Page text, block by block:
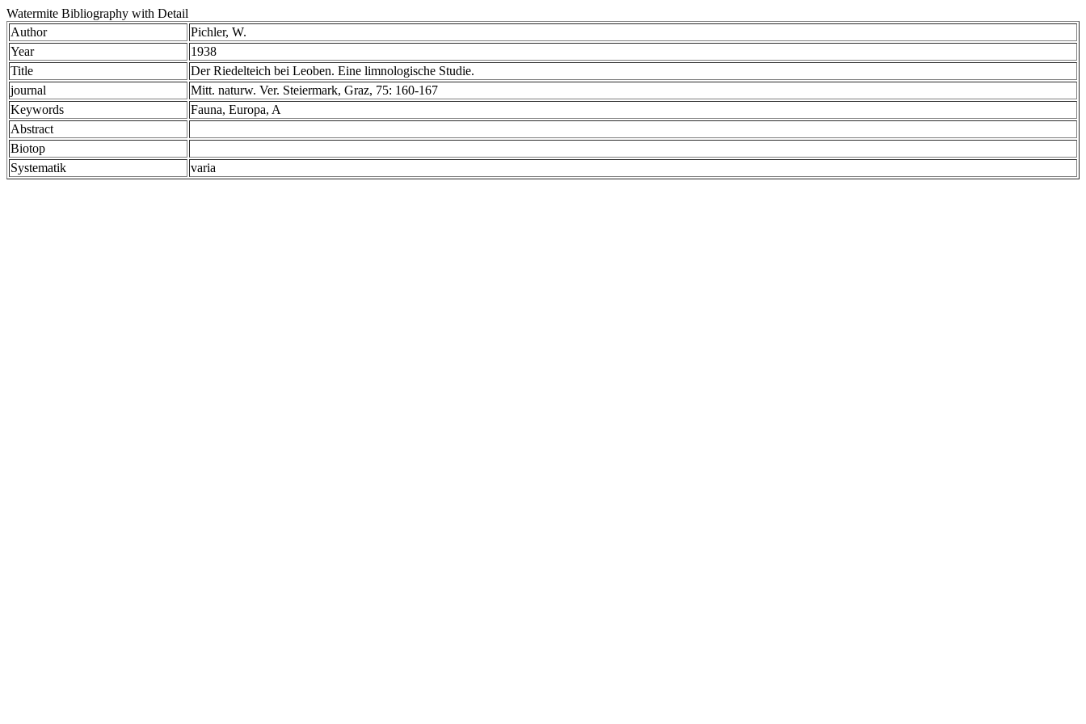
Watermite Bibliography with Detail
Author
Pichler, W.
Year
1938
Title
Der Riedelteich bei Leoben. Eine limnologische Studie.
journal
Mitt. naturw. Ver. Steiermark, Graz, 75: 160-167
Keywords
Fauna, Europa, A
Abstract
Biotop
Systematik
varia